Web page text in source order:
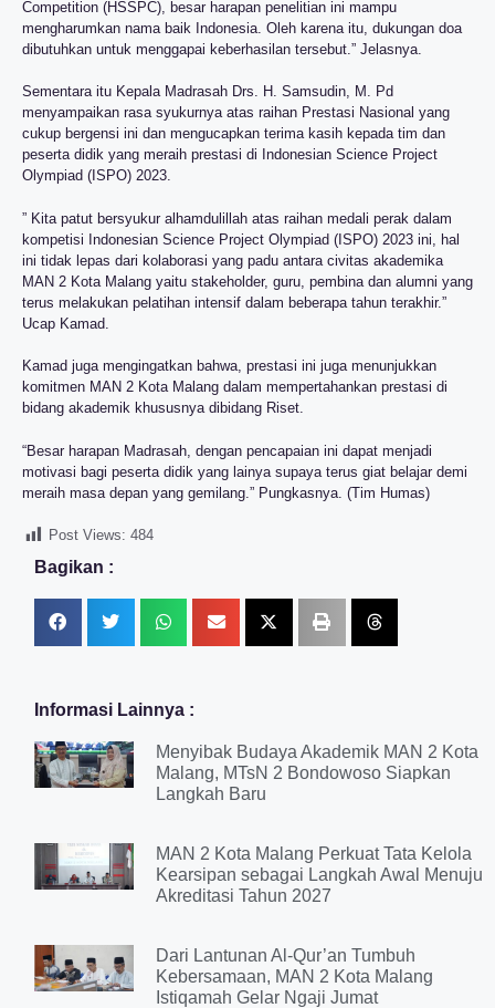
Competition (HSSPC), besar harapan penelitian ini mampu
mengharumkan nama baik Indonesia. Oleh karena itu, dukungan doa
dibutuhkan untuk menggapai keberhasilan tersebut.” Jelasnya.
Sementara itu Kepala Madrasah Drs. H. Samsudin, M. Pd
menyampaikan rasa syukurnya atas raihan Prestasi Nasional yang
cukup bergensi ini dan mengucapkan terima kasih kepada tim dan
peserta didik yang meraih prestasi di Indonesian Science Project
Olympiad (ISPO) 2023.
” Kita patut bersyukur alhamdulillah atas raihan medali perak dalam
kompetisi Indonesian Science Project Olympiad (ISPO) 2023 ini, hal
ini tidak lepas dari kolaborasi yang padu antara civitas akademika
MAN 2 Kota Malang yaitu stakeholder, guru, pembina dan alumni yang
terus melakukan pelatihan intensif dalam beberapa tahun terakhir.”
Ucap Kamad.
Kamad juga mengingatkan bahwa, prestasi ini juga menunjukkan
komitmen MAN 2 Kota Malang dalam mempertahankan prestasi di
bidang akademik khususnya dibidang Riset.
“Besar harapan Madrasah, dengan pencapaian ini dapat menjadi
motivasi bagi peserta didik yang lainya supaya terus giat belajar demi
meraih masa depan yang gemilang.” Pungkasnya. (Tim Humas)
Post Views: 484
Bagikan :
Informasi Lainnya :
Menyibak Budaya Akademik MAN 2 Kota
Malang, MTsN 2 Bondowoso Siapkan
Langkah Baru
MAN 2 Kota Malang Perkuat Tata Kelola
Kearsipan sebagai Langkah Awal Menuju
Akreditasi Tahun 2027
Dari Lantunan Al-Qur’an Tumbuh
Kebersamaan, MAN 2 Kota Malang
Istiqamah Gelar Ngaji Jumat